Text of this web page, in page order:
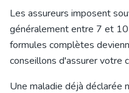
Les assureurs imposent
généralement entre 7 et
formules complètes
conseillons d'assurer votre
Une maladie déjà déclarée